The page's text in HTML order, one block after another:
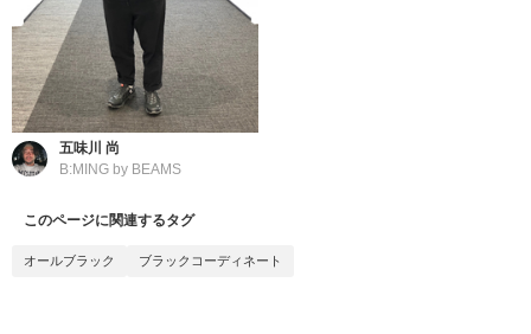
五味川 尚
B:MING by BEAMS
このページに関連するタグ
オールブラック ブラックコーディネート